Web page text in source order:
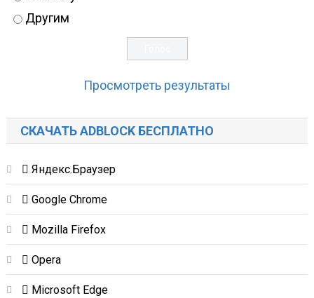
Другим
Просмотреть результаты
СКАЧАТЬ ADBLOCK БЕСПЛАТНО
Яндекс.Браузер
Google Chrome
Mozilla Firefox
Opera
Microsoft Edge